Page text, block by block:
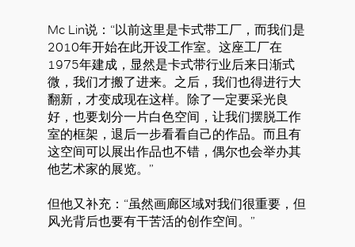
Mc Lin说：“以前这里是卡式带工厂，而我们是
2010年开始在此开设工作室。这座工厂在
1975年建成，显然是卡式带行业后来日渐式
微，我们才搬了进来。之后，我们也得进行大
翻新，才变成现在这样。除了一定要采光良
好，也要划分一片白色空间，让我们摆脱工作
室的框架，退后一步看看自己的作品。而且有
这空间可以展出作品也不错，偶尔也会举办其
他艺术家的展览。”
但他又补充：“虽然画廊区域对我们很重要，但
风光背后也要有干苦活的创作空间。”
好